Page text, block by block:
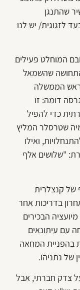
שהתנגן
לזגוגית/ יש לנו
המוחלט פעילים
שהשמאל
ראש הממשלה
דומה: זו
כדי להפיל
שטרסלר המליץ
ואילו
"שלושים אלף
של קנצלרית
בדריכות אחר
הבכירים
עם עיתונאים
בהפניית המחאה
של נתניהו.
צדק חברתי, אבל